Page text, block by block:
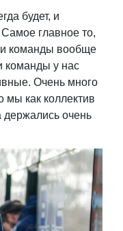
будет, и
Самое главное то,
команды вообще
команды у нас
Очень много
мы как коллектив
держались очень